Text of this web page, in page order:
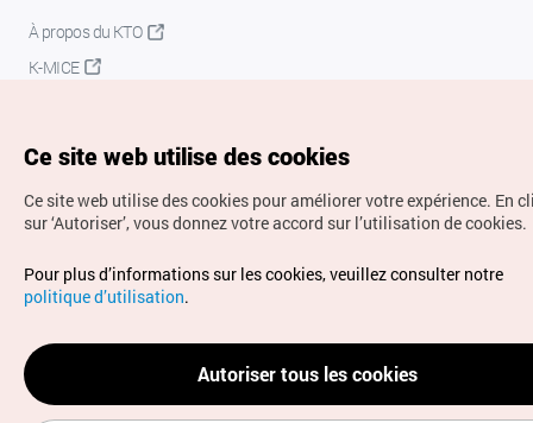
À propos du KTO
K-MICE
Droits d’auteur (c) Office National du Tourisme en Corée.
Tous droits réservés.
Pour les rapports d'erreurs et demandes de renseignements,
adressez vos demandes à
info.ontc@gmail.com
Ce site web utilise des cookies
Ce site web utilise des cookies pour améliorer votre expérience. En
sur ‘Autoriser’, vous donnez votre accord sur l’utilisation de cookies.
Pour plus d’informations sur les cookies, veuillez consulter notre
politique d’utilisation.
Autoriser tous les cookies